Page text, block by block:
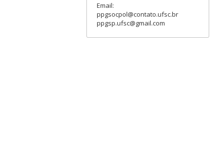
Email:
ppgsocpol@contato.ufsc.br
ppgsp.ufsc@gmail.com